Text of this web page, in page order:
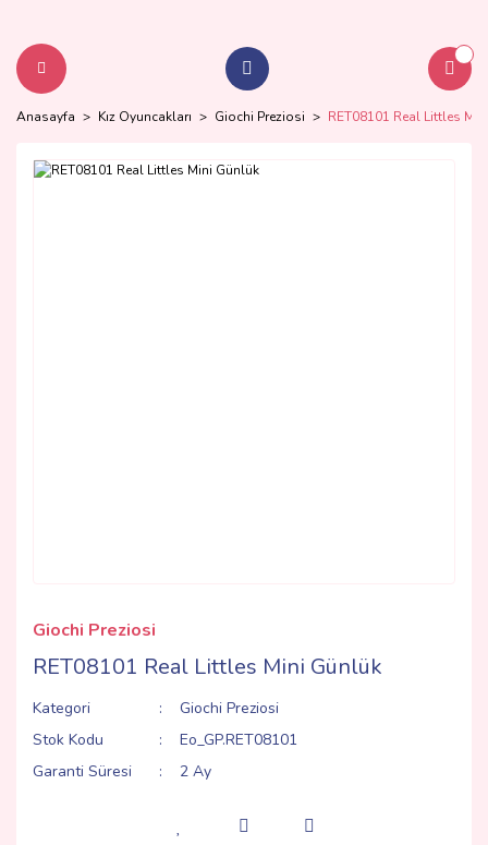
Anasayfa Kız Oyuncakları Giochi Preziosi RET08101 Real Littles
Giochi Preziosi
RET08101 Real Littles Mini Günlük
Kategori
Giochi Preziosi
Stok Kodu
Eo_GP.RET08101
Garanti Süresi
2 Ay